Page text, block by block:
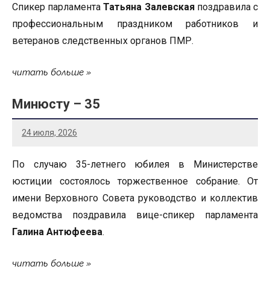
Спикер парламентаТатьяна Залевскаяпоздравила с
профессиональным праздником работников и
ветеранов следственных органов ПМР.
читать больше
Минюсту – 35
24 июля, 2026
По случаю 35-летнего юбилея в Министерстве
юстиции состоялось торжественное собрание. От
имени Верховного Совета руководство и коллектив
ведомства поздравила вице-спикер парламента
Галина Антюфеева.
читать больше